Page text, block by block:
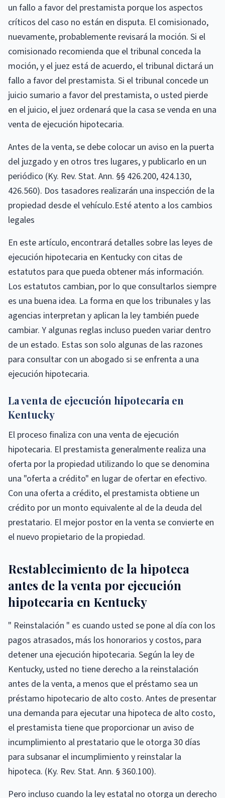
un fallo a favor del prestamista porque los aspectos
críticos del caso no están en disputa. El comisionado,
nuevamente, probablemente revisará la moción. Si el
comisionado recomienda que el tribunal conceda la
moción, y el juez está de acuerdo, el tribunal dictará un
fallo a favor del prestamista. Si el tribunal concede un
juicio sumario a favor del prestamista, o usted pierde
en el juicio, el juez ordenará que la casa se venda en una
venta de ejecución hipotecaria.
Antes de la venta, se debe colocar un aviso en la puerta
del juzgado y en otros tres lugares, y publicarlo en un
periódico (Ky. Rev. Stat. Ann. §§ 426.200, 424.130,
426.560). Dos tasadores realizarán una inspección de la
propiedad desde el vehículo.Esté atento a los cambios
legales
En este artículo, encontrará detalles sobre las leyes de
ejecución hipotecaria en Kentucky con citas de
estatutos para que pueda obtener más información.
Los estatutos cambian, por lo que consultarlos siempre
es una buena idea. La forma en que los tribunales y las
agencias interpretan y aplican la ley también puede
cambiar. Y algunas reglas incluso pueden variar dentro
de un estado. Estas son solo algunas de las razones
para consultar con un abogado si se enfrenta a una
ejecución hipotecaria.
La venta de ejecución hipotecaria en
Kentucky
El proceso finaliza con una venta de ejecución
hipotecaria. El prestamista generalmente realiza una
oferta por la propiedad utilizando lo que se denomina
una "oferta a crédito" en lugar de ofertar en efectivo.
Con una oferta a crédito, el prestamista obtiene un
crédito por un monto equivalente al de la deuda del
prestatario. El mejor postor en la venta se convierte en
el nuevo propietario de la propiedad.
Restablecimiento de la hipoteca
antes de la venta por ejecución
hipotecaria en Kentucky
" Reinstalación " es cuando usted se pone al día con los
pagos atrasados, más los honorarios y costos, para
detener una ejecución hipotecaria. Según la ley de
Kentucky, usted no tiene derecho a la reinstalación
antes de la venta, a menos que el préstamo sea un
préstamo hipotecario de alto costo. Antes de presentar
una demanda para ejecutar una hipoteca de alto costo,
el prestamista tiene que proporcionar un aviso de
incumplimiento al prestatario que le otorga 30 días
para subsanar el incumplimiento y reinstalar la
hipoteca. (Ky. Rev. Stat. Ann. § 360.100).
Pero incluso cuando la ley estatal no otorga un derecho